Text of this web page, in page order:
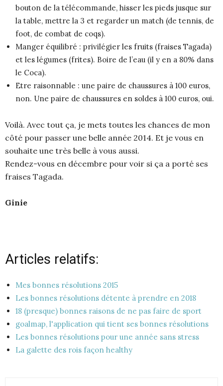
bouton de la télécommande, hisser les pieds jusque sur
la table, mettre la 3 et regarder un match (de tennis, de
foot, de combat de coqs).
Manger équilibré : privilégier les fruits (fraises Tagada)
et les légumes (frites). Boire de l’eau (il y en a 80% dans
le Coca).
Etre raisonnable : une paire de chaussures à 100 euros,
non. Une paire de chaussures en soldes à 100 euros, oui.
Voilà. Avec tout ça, je mets toutes les chances de mon
côté pour passer une belle année 2014. Et je vous en
souhaite une très belle à vous aussi.
Rendez-vous en décembre pour voir si ça a porté ses
fraises Tagada.
Ginie
Articles relatifs:
Mes bonnes résolutions 2015
Les bonnes résolutions détente à prendre en 2018
18 (presque) bonnes raisons de ne pas faire de sport
goalmap, l'application qui tient ses bonnes résolutions
Les bonnes résolutions pour une année sans stress
La galette des rois façon healthy